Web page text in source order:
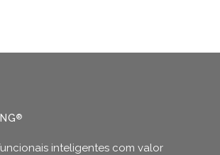
®
inteligentes com valor